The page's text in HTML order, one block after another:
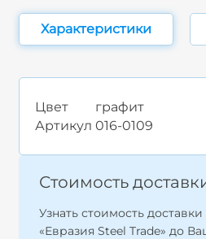
Характеристики
Цвет
графит
Артикул 016-0109
Стоимость
Узнать стоимость
«Евразия Steel Trade» до